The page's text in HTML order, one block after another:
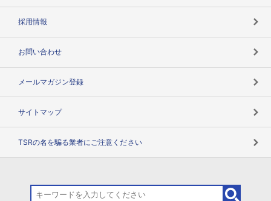
採用情報
お問い合わせ
メールマガジン登録
サイトマップ
TSRの名を騙る業者にご注意ください